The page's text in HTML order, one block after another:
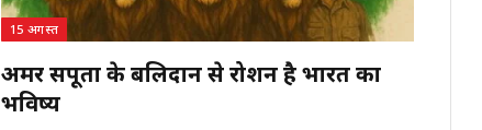
15 अगस्त
अमर सपूतों के बलिदान से रोशन है भारत का
भविष्य